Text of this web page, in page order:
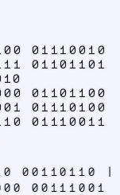
01110010
01101101
01101100
01110100
01110011
00110110 |
00111001